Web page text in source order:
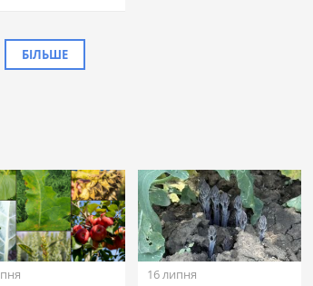
БІЛЬШЕ
16 липня